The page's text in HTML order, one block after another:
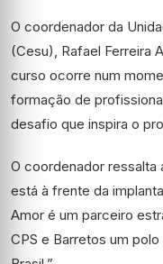
O coordenador da
(Cesu), Rafael Ferreira
curso ocorre num
formação de
desafio que inspira o
O coordenador ressalta
está à frente da
Amor é um parceiro
CPS e Barretos um